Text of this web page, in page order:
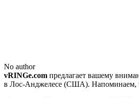
No author
vRINGe.com предлагает вашему
в Лос-Анджелесе (США). Напоминаем,